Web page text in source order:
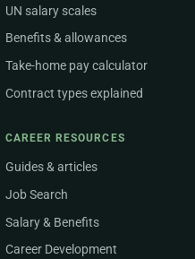
UN salary scales
Benefits & allowances
Take-home pay calculator
Contract types explained
CAREER RESOURCES
Guides & articles
Job Search
Salary & Benefits
Career Development